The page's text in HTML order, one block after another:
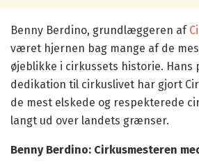
Benny Berdino, grundlæggeren af
været hjernen bag mange af de
øjeblikke i cirkussets historie. Hans
dedikation til cirkuslivet har gjort
de mest elskede og respekterede
langt ud over landets grænser.
Benny Berdino: Cirkusmesteren